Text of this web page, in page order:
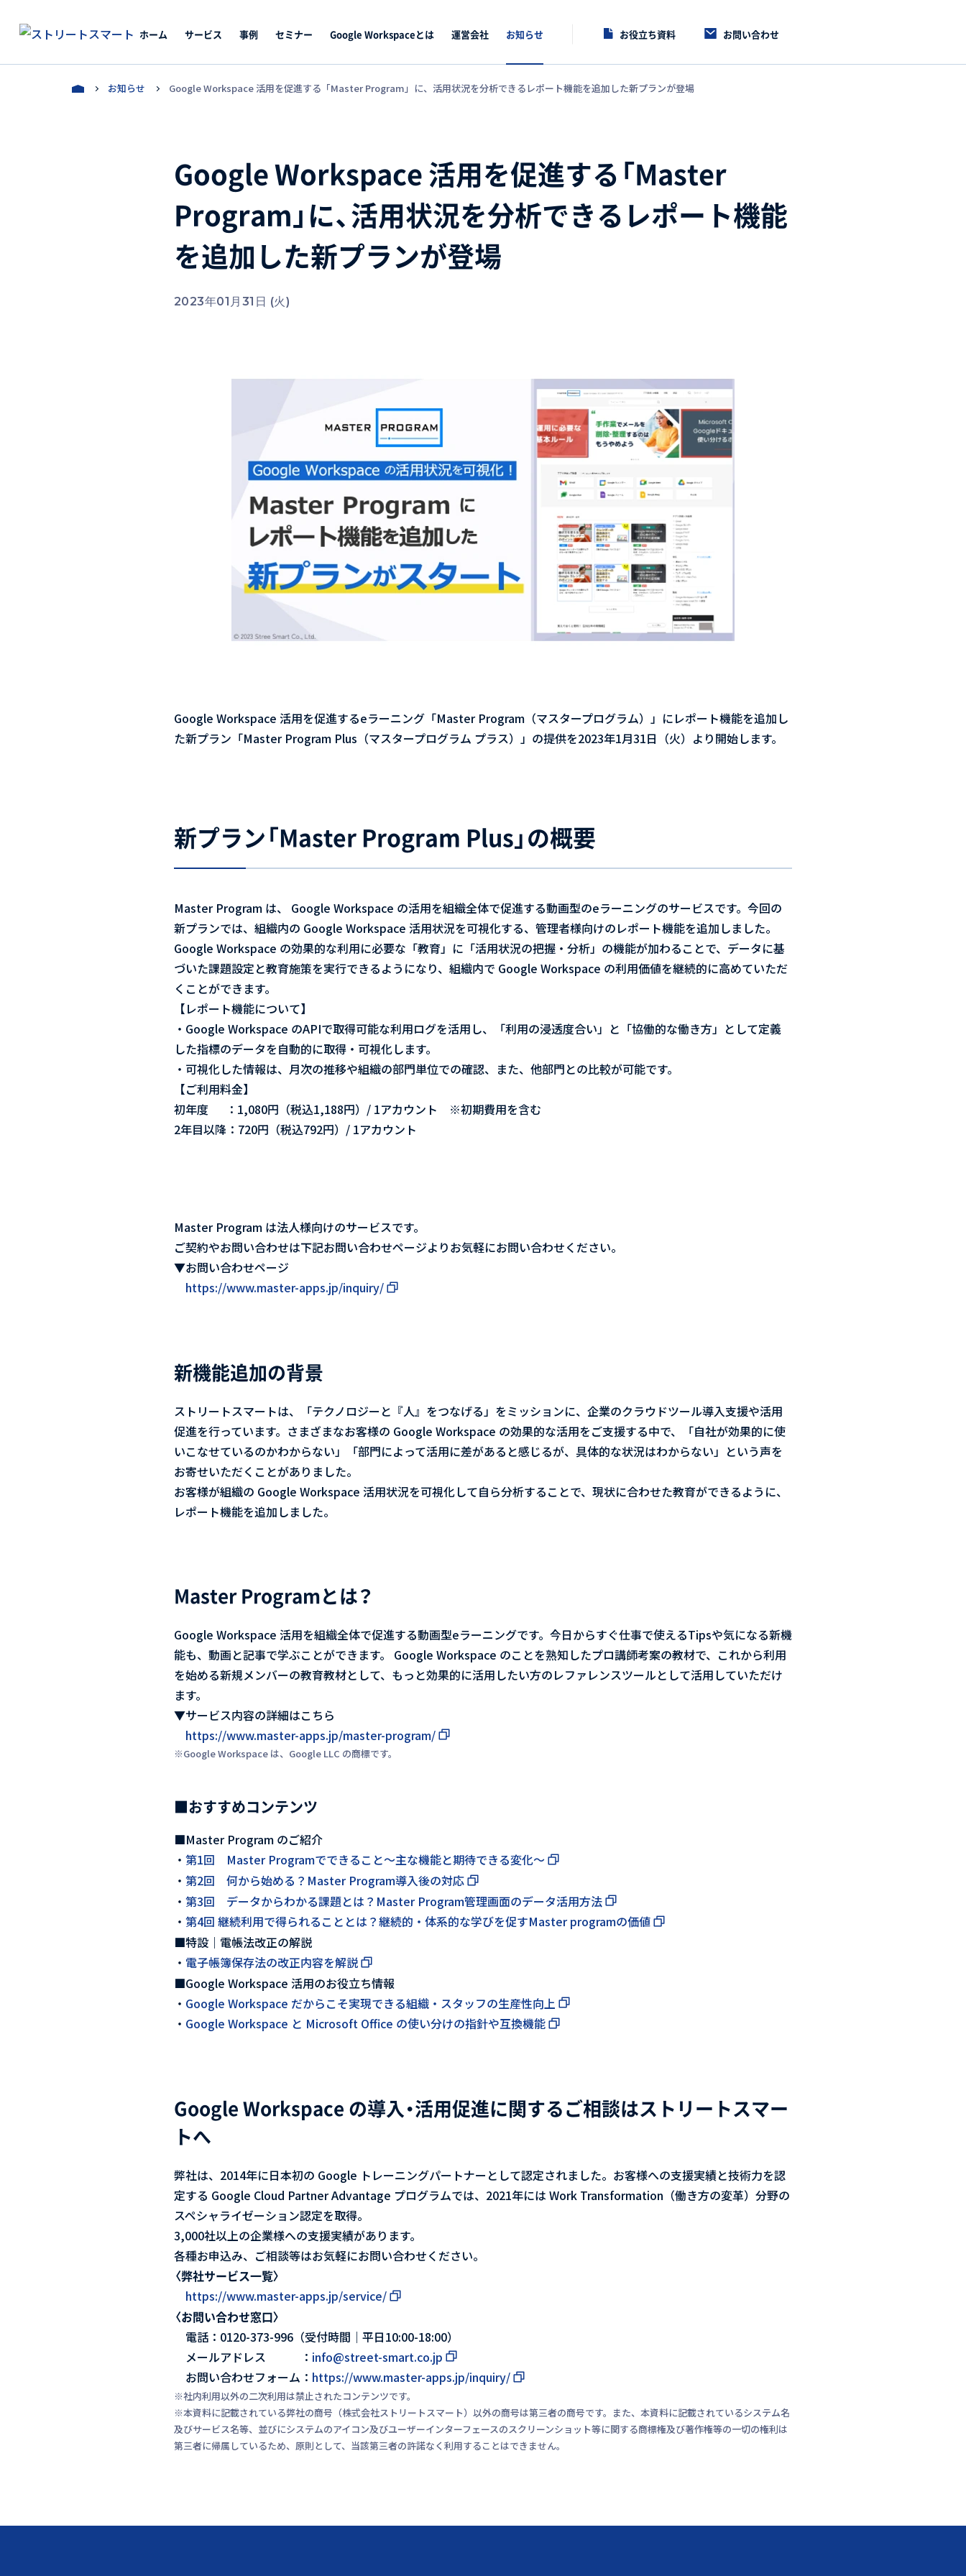
ホーム サービス 事例 セミナー Google Workspaceとは 運営会社 お知らせ お役立ち資料 お問い合わせ
お知らせ Google Workspace 活用を促進する「Master Program」に、活用状況を分析できるレポート機能を追加した新プランが登場
Google Workspace 活用を促進する「Master
Program」に、活用状況を分析できるレポート機能
を追加した新プランが登場
2023年01月31日 (火)
Google Workspace 活用を促進するeラーニング「Master Program（マスタープログラム）」にレポート機能を追加し
た新プラン「Master Program Plus（マスタープログラム プラス）」の提供を2023年1月31日（火）より開始します。
新プラン「Master Program Plus」の概要
Master Program は、 Google Workspace の活用を組織全体で促進する動画型のeラーニングのサービスです。今回の
新プランでは、組織内の Google Workspace 活用状況を可視化する、管理者様向けのレポート機能を追加しました。
Google Workspace の効果的な利用に必要な「教育」に「活用状況の把握・分析」の機能が加わることで、データに基
づいた課題設定と教育施策を実行できるようになり、組織内で Google Workspace の利用価値を継続的に高めていただ
くことができます。
【レポート機能について】
・Google Workspace のAPIで取得可能な利用ログを活用し、「利用の浸透度合い」と「協働的な働き方」として定義
した指標のデータを自動的に取得・可視化します。
・可視化した情報は、月次の推移や組織の部門単位での確認、また、他部門との比較が可能です。
【ご利用料金】
初年度 ：1,080円（税込1,188円）/ 1アカウント ※初期費用を含む
2年目以降：720円（税込792円）/ 1アカウント
Master Program は法人様向けのサービスです。
ご契約やお問い合わせは下記お問い合わせページよりお気軽にお問い合わせください。
▼お問い合わせページ
https://www.master-apps.jp/inquiry/
新機能追加の背景
ストリートスマートは、「テクノロジーと『人』をつなげる」をミッションに、企業のクラウドツール導入支援や活用
促進を行っています。さまざまなお客様の Google Workspace の効果的な活用をご支援する中で、「自社が効果的に使
いこなせているのかわからない」「部門によって活用に差があると感じるが、具体的な状況はわからない」という声を
お寄せいただくことがありました。
お客様が組織の Google Workspace 活用状況を可視化して自ら分析することで、現状に合わせた教育ができるように、
レポート機能を追加しました。
Master Programとは？
Google Workspace 活用を組織全体で促進する動画型eラーニングです。今日からすぐ仕事で使えるTipsや気になる新機
能も、動画と記事で学ぶことができます。 Google Workspace のことを熟知したプロ講師考案の教材で、これから利用
を始める新規メンバーの教育教材として、もっと効果的に活用したい方のレファレンスツールとして活用していただけ
ます。
▼サービス内容の詳細はこちら
https://www.master-apps.jp/master-program/
※Google Workspace は、Google LLC の商標です。
■おすすめコンテンツ
■Master Program のご紹介
・ 第1回 Master Programでできること～主な機能と期待できる変化～
・ 第2回 何から始める？Master Program導入後の対応
・ 第3回 データからわかる課題とは？Master Program管理画面のデータ活用方法
・ 第4回 継続利用で得られることとは？継続的・体系的な学びを促すMaster programの価値
■特設｜電帳法改正の解説
・ 電子帳簿保存法の改正内容を解説
■Google Workspace 活用のお役立ち情報
・ Google Workspace だからこそ実現できる組織・スタッフの生産性向上
・ Google Workspace と Microsoft Office の使い分けの指針や互換機能
Google Workspace の導入・活用促進に関するご相談はストリートスマー
トへ
弊社は、2014年に日本初の Google トレーニングパートナーとして認定されました。お客様への支援実績と技術力を認
定する Google Cloud Partner Advantage プログラムでは、2021年には Work Transformation（働き方の変革）分野の
スペシャライゼーション認定を取得。
3,000社以上の企業様への支援実績があります。
各種お申込み、ご相談等はお気軽にお問い合わせください。
〈弊社サービス一覧〉
https://www.master-apps.jp/service/
〈お問い合わせ窓口〉
電話：0120-373-996（受付時間｜平日10:00-18:00）
メールアドレス ： info@street-smart.co.jp
お問い合わせフォーム： https://www.master-apps.jp/inquiry/
※社内利用以外の二次利用は禁止されたコンテンツです。
※本資料に記載されている弊社の商号（株式会社ストリートスマート）以外の商号は第三者の商号です。また、本資料に記載されているシステム名
及びサービス名等、並びにシステムのアイコン及びユーザーインターフェースのスクリーンショット等に関する商標権及び著作権等の一切の権利は
第三者に帰属しているため、原則として、当該第三者の許諾なく利用することはできません。